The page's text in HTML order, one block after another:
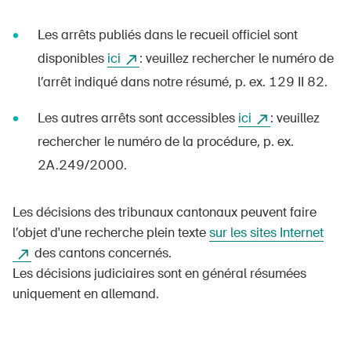
Délégués à la sécurité et communes
Contact et conseil
Les arrêts publiés dans le recueil officiel sont
disponibles ici
: veuillez rechercher le numéro de
l’arrêt indiqué dans notre résumé, p. ex. 129 II 82.
Les autres arrêts sont accessibles ici
: veuillez
rechercher le numéro de la procédure, p. ex.
2A.249/2000.
Les décisions des tribunaux cantonaux peuvent faire
l’objet d'une recherche plein textesur les sites Internet
des cantons concernés.
Les décisions judiciaires sont en général résumées
uniquement en allemand.